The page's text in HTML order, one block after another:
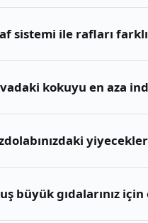
sistemi ile rafları
kokuyu en aza
büyük gıdalarınız